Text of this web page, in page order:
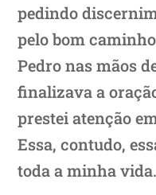
pedindo
pelo bom
Pedro nas mãos
finalizava a
prestei atenção
Essa, contudo,
toda a minha vida.